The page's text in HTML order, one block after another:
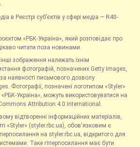
в Реєстрі суб’єктів у сфері медіа — R40-
«РБК-Україна», який розповідає про
читати поза новинами.
інші зображення належать їхнім
фотографій, позначених Getty Images,
наявності письмового дозволу
Фотографії, позначені логотипом «Styler»
Україна», можуть використовуватися на
Commons Attribution 4.0 International.
відтворенні інформаційних матеріалів,
«Styler» (styler.rbc.ua), обов'язковим є
на styler.rbc.ua, відкритого для
Таке гіперпосилання має бути